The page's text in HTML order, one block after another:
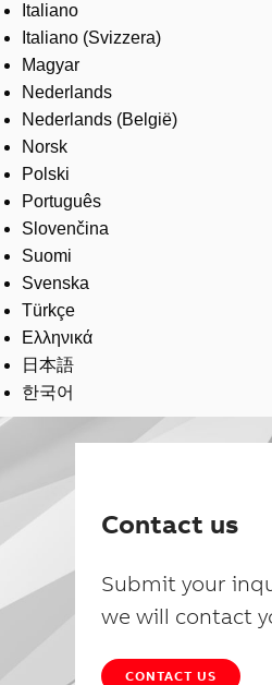
Italiano
Italiano (Svizzera)
Magyar
Nederlands
Nederlands (België)
Norsk
Polski
Português
Slovenčina
Suomi
Svenska
Türkçe
Ελληνικά
日本語
한국어
Contact us
Submit your
we will contact
CONTACT US